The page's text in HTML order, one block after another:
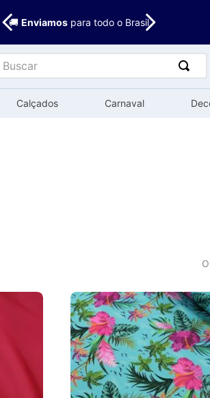
🚚 Enviamospara todo o Brasil
Calçados Carnaval